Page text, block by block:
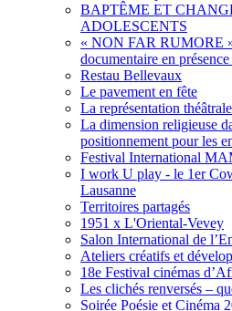
BAPTÊME ET
ADOLESCENTS
« NON FAR RUMORE
documentaire en
Restau Bellevaux
Le pavement en fête
La représentation
La dimension religieuse
positionnement pour les
Festival International
I work U play - le 1er
Lausanne
Territoires partagés
1951 x L'Oriental-Vevey
Salon International de
Ateliers créatifs et
18e Festival cinémas
Les clichés renversés –
Soirée Poésie et Cinéma